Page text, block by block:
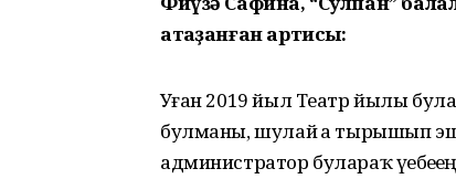
атҡаҙанған артисы:
Уҙған 2019 йыл Театр йылы
булманы, шулай ҙа тырышып
администратор булараҡ